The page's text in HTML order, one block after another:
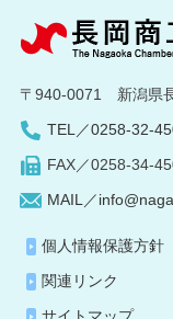
〒940-0071 新潟県
TEL／0258-32-
FAX／0258-34-
MAIL／
個人情報保護方針
関連リンク